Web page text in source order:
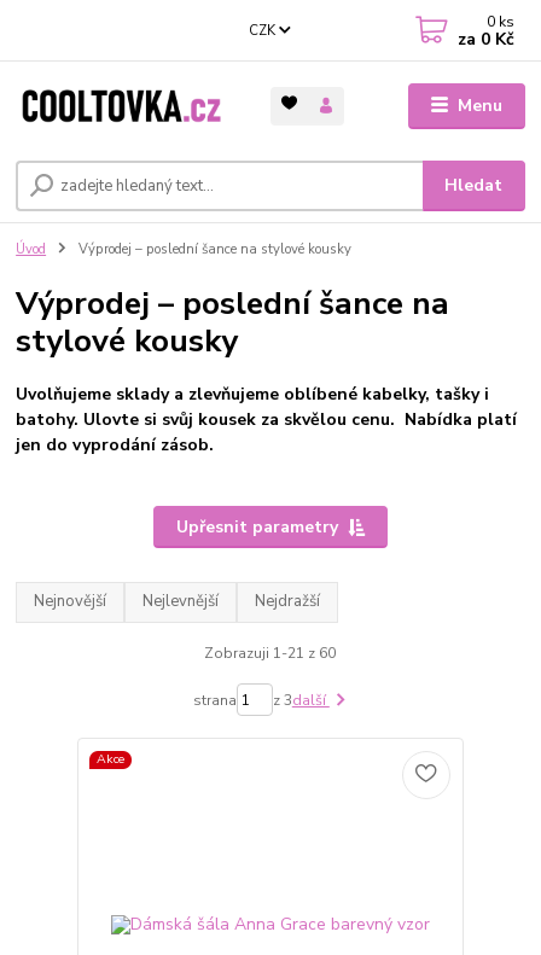
Menu
CZK
Hledat
0 ks
za 0 Kč
Úvod Výprodej – poslední šance na stylové kousky
Výprodej – poslední šance na
stylové kousky
Uvolňujeme sklady a zlevňujeme oblíbené kabelky, tašky i
batohy. Ulovte si svůj kousek za skvělou cenu. Nabídka platí
jen do vyprodání zásob.
Upřesnit parametry
Nejnovější Nejlevnější Nejdražší
Zobrazuji 1-21 z 60
strana z 3další
Akce